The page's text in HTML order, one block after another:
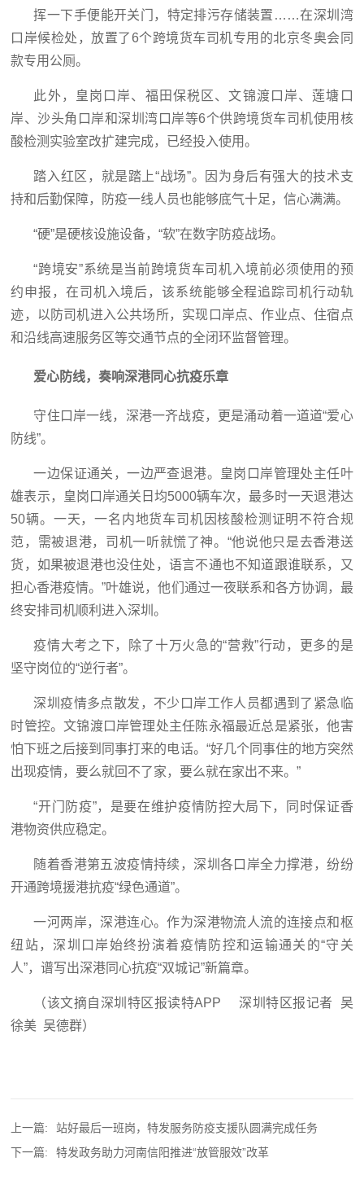
挥一下手便能开关门，特定排污存储装置……在深圳湾
口岸候检处，放置了6个跨境货车司机专用的北京冬奥会同
款专用公厕。
此外，皇岗口岸、福田保税区、文锦渡口岸、莲塘口
岸、沙头角口岸和深圳湾口岸等6个供跨境货车司机使用核
酸检测实验室改扩建完成，已经投入使用。
踏入红区，就是踏上“战场”。因为身后有强大的技术支
持和后勤保障，防疫一线人员也能够底气十足，信心满满。
“硬”是硬核设施设备，“软”在数字防疫战场。
“跨境安”系统是当前跨境货车司机入境前必须使用的预
约申报，在司机入境后，该系统能够全程追踪司机行动轨
迹，以防司机进入公共场所，实现口岸点、作业点、住宿点
和沿线高速服务区等交通节点的全闭环监督管理。
爱心防线，奏响深港同心抗疫乐章
守住口岸一线，深港一齐战疫，更是涌动着一道道“爱心
防线”。
一边保证通关，一边严查退港。皇岗口岸管理处主任叶
雄表示，皇岗口岸通关日均5000辆车次，最多时一天退港达
50辆。一天，一名内地货车司机因核酸检测证明不符合规
范，需被退港，司机一听就慌了神。“他说他只是去香港送
货，如果被退港也没住处，语言不通也不知道跟谁联系，又
担心香港疫情。”叶雄说，他们通过一夜联系和各方协调，最
终安排司机顺利进入深圳。
疫情大考之下，除了十万火急的“营救”行动，更多的是
坚守岗位的“逆行者”。
深圳疫情多点散发，不少口岸工作人员都遇到了紧急临
时管控。文锦渡口岸管理处主任陈永福最近总是紧张，他害
怕下班之后接到同事打来的电话。“好几个同事住的地方突然
出现疫情，要么就回不了家，要么就在家出不来。”
“开门防疫”，是要在维护疫情防控大局下，同时保证香
港物资供应稳定。
随着香港第五波疫情持续，深圳各口岸全力撑港，纷纷
开通跨境援港抗疫“绿色通道”。
一河两岸，深港连心。作为深港物流人流的连接点和枢
纽站，深圳口岸始终扮演着疫情防控和运输通关的“守关
人”，谱写出深港同心抗疫“双城记”新篇章。
（该文摘自深圳特区报读特APP 深圳特区报记者 吴
徐美 吴德群）
上一篇:
站好最后一班岗，特发服务防疫支援队圆满完成任务
下一篇:
特发政务助力河南信阳推进“放管服效”改革